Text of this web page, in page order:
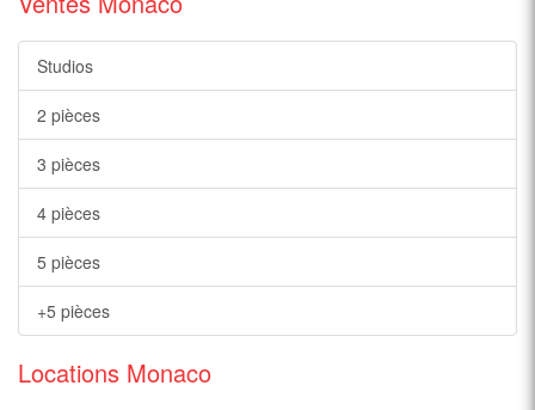
Studios
2 pièces
3 pièces
4 pièces
5 pièces
+5 pièces
Locations Monaco